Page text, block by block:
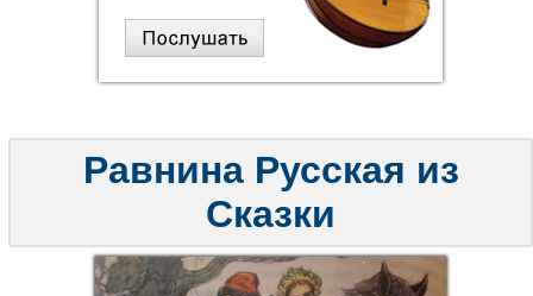
Равнина Русская из
Сказки